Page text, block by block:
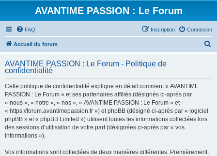
AVANTIME PASSION : Le Forum
FAQ Connexion
Inscription
Accueil du forum
h
AVANTIME PASSION : Le Forum - Politique de
confidentialité
Cette politique de confidentialité explique en détail comment « AVANTIME
PASSION : Le Forum » et ses partenaires affiliés (désignés ci-après par
« nous », « notre », « nos », « AVANTIME PASSION : Le Forum » et
« https://forum.avantimepassion.fr ») et phpBB (désigné ci-après par « logiciel
phpBB » et « phpBB Limited ») utilisent toutes les informations collectées lors
des sessions d’utilisation de votre part (désignées ci-après par « vos
informations »).
Vos informations sont collectées de deux manières différentes. Premièrement,